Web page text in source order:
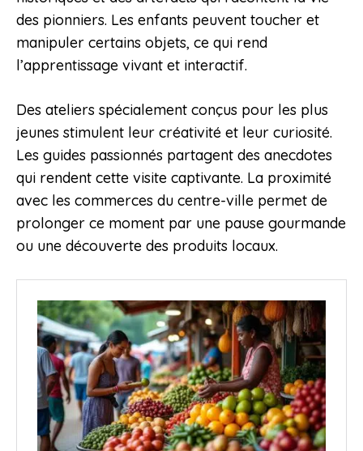
des pionniers. Les enfants peuvent toucher et
manipuler certains objets, ce qui rend
l’apprentissage vivant et interactif.
Des ateliers spécialement conçus pour les plus
jeunes stimulent leur créativité et leur curiosité.
Les guides passionnés partagent des anecdotes
qui rendent cette visite captivante. La proximité
avec les commerces du centre-ville permet de
prolonger ce moment par une pause gourmande
ou une découverte des produits locaux.